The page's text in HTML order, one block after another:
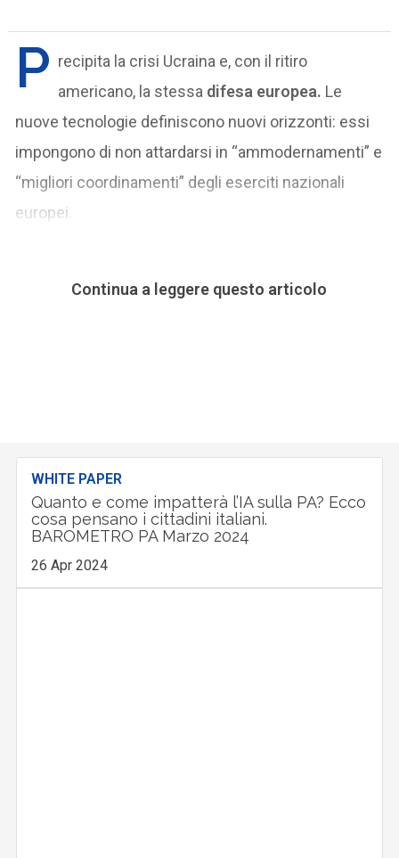
P recipita la crisi Ucraina e, con il ritiro
americano, la stessa difesa europea. Le
nuove tecnologie definiscono nuovi orizzonti: essi
impongono di non attardarsi in “ammodernamenti” e
“migliori coordinamenti” degli eserciti nazionali
europei.
Continua a leggere questo articolo
WHITE PAPER
Quanto e come impatterà l’IA sulla PA? Ecco
cosa pensano i cittadini italiani.
BAROMETRO PA Marzo 2024
26 Apr 2024